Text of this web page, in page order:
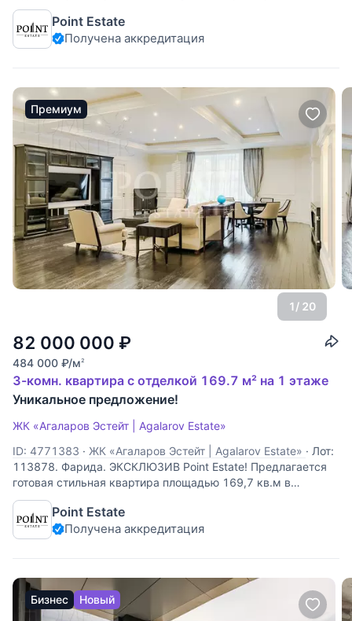
светлые помещения включают в себя: кухню-столовую,
гостиную, столовую и две спальни, одна из которых
оборудована гардеробной и отдельным
Point Estate
Получена аккредитация
Премиум
1/ 20
82 000 000 ₽
484 000 ₽/м2
3-комн. квартира с отделкой 169.7 м² на 1 этаже
Уникальное предложение!
ЖК «Агаларов Эстейт | Agalarov Estate»
ID: 4771383 · ЖК «Агаларов Эстейт | Agalarov Estate» · Лот:
113878. Фарида. ЭКСКЛЮЗИВ Point Estate! Предлагается
готовая стильная квартира площадью 169,7 кв.м в
малоквартирном доме на территории закрытого клубного
поселка "Agalarov Estate", расположенного на
Новорижском шоссе. В квартире выполнена
Point Estate
Получена аккредитация
Бизнес Новый